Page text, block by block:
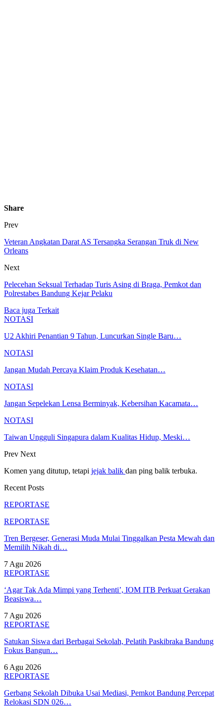
Share
Prev
Veteran Angkatan Darat AS Tersangka Serangan Truk di New
Orleans
Next
Pelecehan Seksual Terhadap Turis Asing di Braga, Pemkot dan
Polrestabes Bandung Kejar Pelaku
Baca juga Terkait
NOTASI
U2 Akhiri Penantian 9 Tahun, Luncurkan Single Baru…
NOTASI
Jangan Mudah Percaya Klaim Produk Kesehatan…
NOTASI
Jangan Sepelekan Lensa Berminyak, Kebersihan Kacamata…
NOTASI
Taiwan Ungguli Singapura dalam Kualitas Hidup, Meski…
Prev Next
Komen yang ditutup, tetapi jejak balik dan ping balik terbuka.
Recent Posts
REPORTASE
REPORTASE
Tren Bergeser, Generasi Muda Mulai Tinggalkan Pesta Mewah dan
Memilih Nikah di…
7 Agu 2026
REPORTASE
‘Agar Tak Ada Mimpi yang Terhenti’, IOM ITB Perkuat Gerakan
Beasiswa…
7 Agu 2026
REPORTASE
Satukan Siswa dari Berbagai Sekolah, Pelatih Paskibraka Bandung
Fokus Bangun…
6 Agu 2026
REPORTASE
Gerbang Sekolah Dibuka Usai Mediasi, Pemkot Bandung Percepat
Relokasi SDN 026…